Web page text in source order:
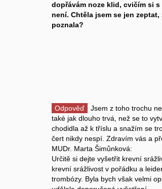
dopřávám noze klid, cvičím si
není. Chtěla jsem se jen
poznala?
Odpověď
Jsem z toho trochu
také jak dlouho trvá, než se to
chodidla až k tříslu a snažím se
čert nikdy nespí. Zdravím vás a
MUDr. Marta Šimůnková:
Určitě si dejte vyšetřit krevní
krevní srážlivost v pořádku a
trombózy. Byla bych však velmi